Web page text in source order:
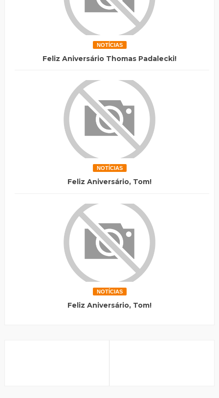
NOTÍCIAS
Feliz Aniversário Thomas Padalecki!
NOTÍCIAS
Feliz Aniversário, Tom!
NOTÍCIAS
Feliz Aniversário, Tom!